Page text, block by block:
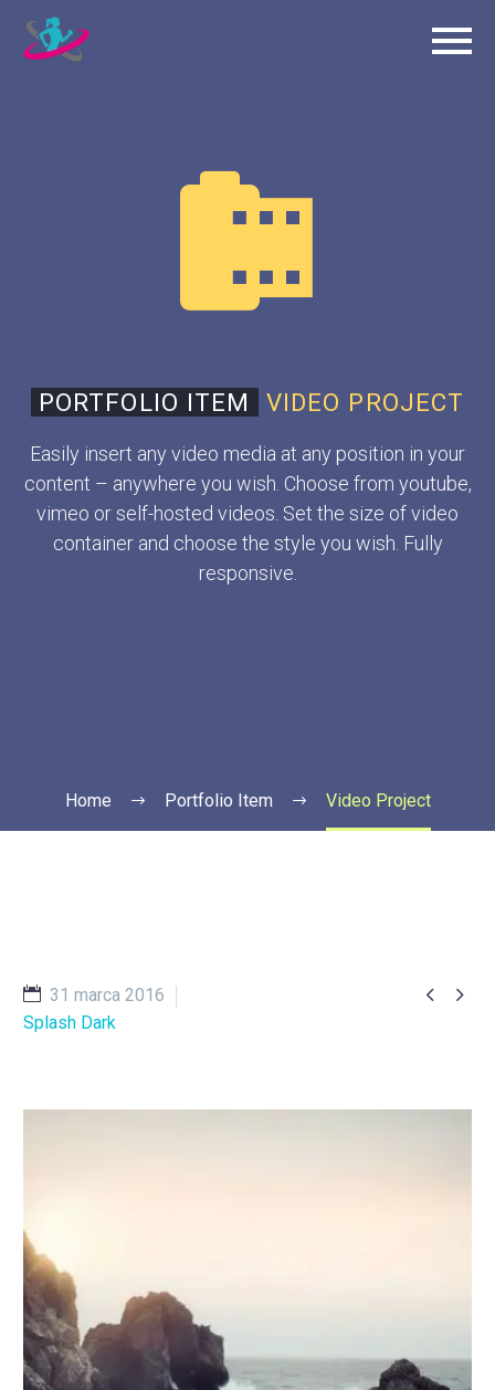


PORTFOLIO ITEM VIDEO PROJECT
Easily insert any video media at any position in your
content – anywhere you wish. Choose from youtube,
vimeo or self-hosted videos. Set the size of video
container and choose the style you wish. Fully
responsive.
Home Portfolio Item Video Project
 
31 marca 2016
Splash Dark
Odtwarzacz